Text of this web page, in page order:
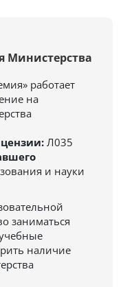
Министерства
работает
на
Л035
и науки
заниматься
наличие